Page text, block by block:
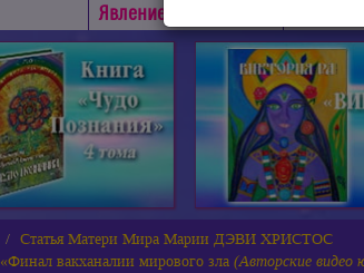
Явлениe Матери Мира
Статья Матери Мира Марии ДЭВИ ХРИСТОС
«Финал вакханалии мирового зла (Авторские видео